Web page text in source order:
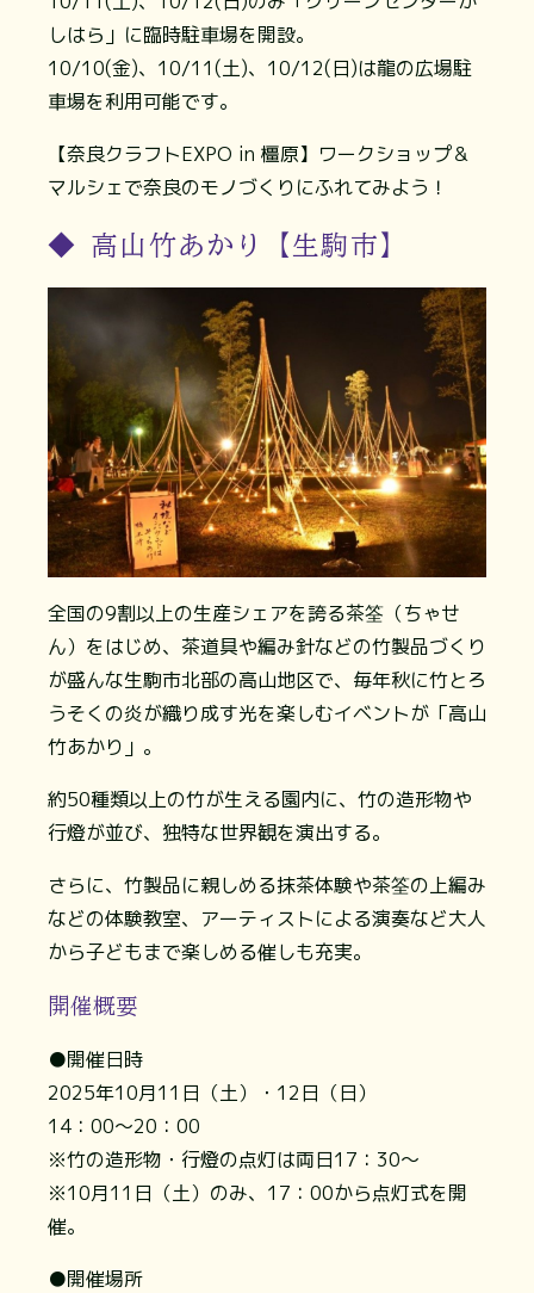
しはら」に臨時駐車場を開設。
10/10(金)、10/11(土)、10/12(日)は龍の広場駐
車場を利用可能です。
【奈良クラフトEXPO in 橿原】ワークショップ＆
マルシェで奈良のモノづくりにふれてみよう！
◆ 高山竹あかり【生駒市】
全国の9割以上の生産シェアを誇る茶筌（ちゃせ
ん）をはじめ、茶道具や編み針などの竹製品づくり
が盛んな生駒市北部の高山地区で、毎年秋に竹とろ
うそくの炎が織り成す光を楽しむイベントが「高山
竹あかり」。
約50種類以上の竹が生える園内に、竹の造形物や
行燈が並び、独特な世界観を演出する。
さらに、竹製品に親しめる抹茶体験や茶筌の上編み
などの体験教室、アーティストによる演奏など大人
から子どもまで楽しめる催しも充実。
開催概要
●開催日時
2025年10月11日（土）・12日（日）
14：00～20：00
※竹の造形物・行燈の点灯は両日17：30～
※10月11日（土）のみ、17：00から点灯式を開
催。
●開催場所